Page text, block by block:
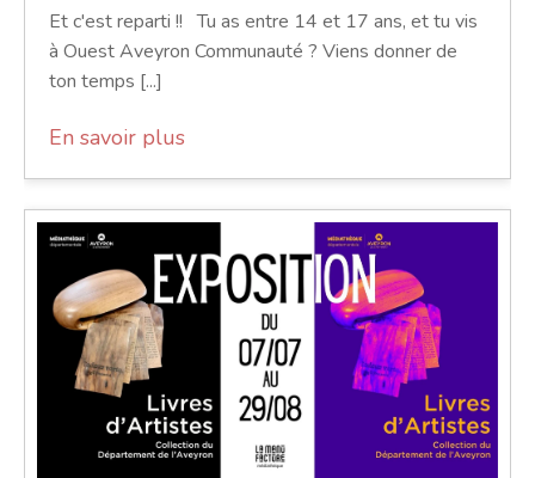
Et c'est reparti !! Tu as entre 14 et 17 ans, et tu vis
à Ouest Aveyron Communauté ? Viens donner de
ton temps [...]
En savoir plus